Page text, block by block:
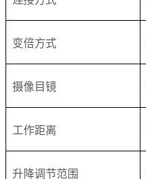
变倍方式
摄像目镜
工作距离
升降调节范围